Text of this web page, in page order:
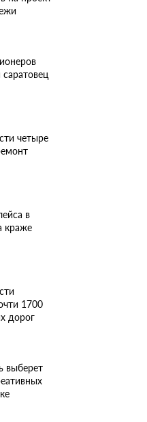
саратовец
четыре
в
краже
1700
дорог
выберет